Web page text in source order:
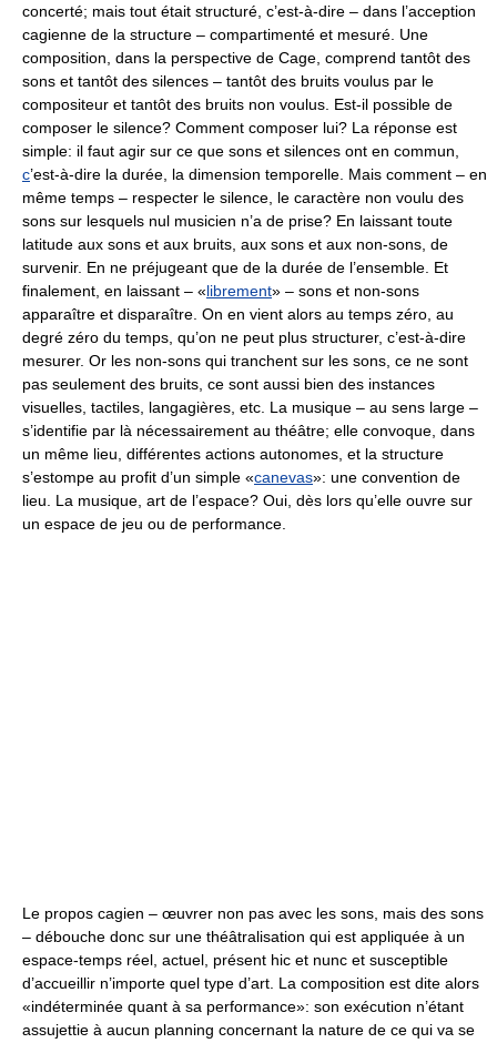
concerté; mais tout était structuré, c’est-à-dire – dans l’acception
cagienne de la structure – compartimenté et mesuré. Une
composition, dans la perspective de Cage, comprend tantôt des
sons et tantôt des silences – tantôt des bruits voulus par le
compositeur et tantôt des bruits non voulus. Est-il possible de
composer le silence? Comment composer lui? La réponse est
simple: il faut agir sur ce que sons et silences ont en commun,
c’est-à-dire la durée, la dimension temporelle. Mais comment – en
même temps – respecter le silence, le caractère non voulu des
sons sur lesquels nul musicien n’a de prise? En laissant toute
latitude aux sons et aux bruits, aux sons et aux non-sons, de
survenir. En ne préjugeant que de la durée de l’ensemble. Et
finalement, en laissant – «librement» – sons et non-sons
apparaître et disparaître. On en vient alors au temps zéro, au
degré zéro du temps, qu’on ne peut plus structurer, c’est-à-dire
mesurer. Or les non-sons qui tranchent sur les sons, ce ne sont
pas seulement des bruits, ce sont aussi bien des instances
visuelles, tactiles, langagières, etc. La musique – au sens large –
s’identifie par là nécessairement au théâtre; elle convoque, dans
un même lieu, différentes actions autonomes, et la structure
s’estompe au profit d’un simple «canevas»: une convention de
lieu. La musique, art de l’espace? Oui, dès lors qu’elle ouvre sur
un espace de jeu ou de performance.
Le propos cagien – œuvrer non pas avec les sons, mais des sons
– débouche donc sur une théâtralisation qui est appliquée à un
espace-temps réel, actuel, présent hic et nunc et susceptible
d’accueillir n’importe quel type d’art. La composition est dite alors
«indéterminée quant à sa performance»: son exécution n’étant
assujettie à aucun planning concernant la nature de ce qui va se